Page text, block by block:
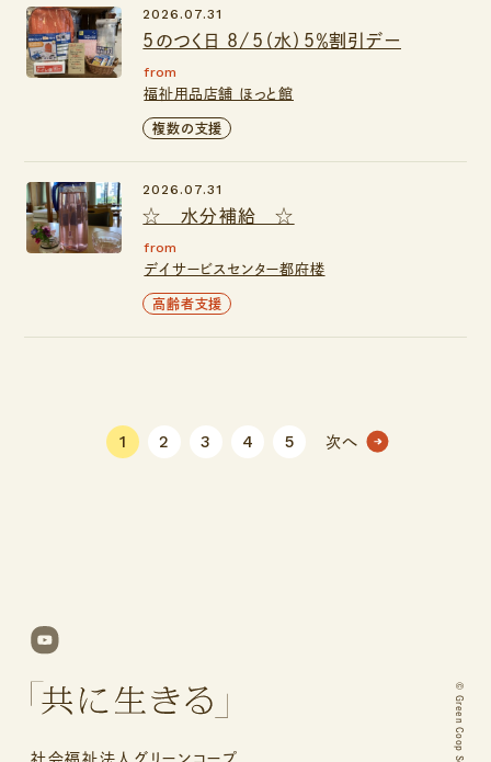
5のつく日 8/5（水）５％割引デー
2026.07.31
from
福祉用品店舗 ほっと館
複数の支援
☆ 水分補給 ☆
2026.07.31
from
デイサービスセンター都府楼
高齢者支援
1 2 3 4 5 次へ
社会福祉法人グリーンコープ
©